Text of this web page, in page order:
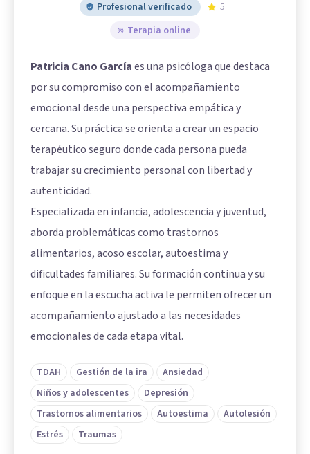
Profesional verificado
5
Terapia online
Patricia Cano Garcíaes una psicóloga que destaca
por su compromiso con el acompañamiento
emocional desde una perspectiva empática y
cercana. Su práctica se orienta a crear un espacio
terapéutico seguro donde cada persona pueda
trabajar su crecimiento personal con libertad y
autenticidad.
Especializada en infancia, adolescencia y juventud,
aborda problemáticas como trastornos
alimentarios, acoso escolar, autoestima y
dificultades familiares. Su formación continua y su
enfoque en la escucha activa le permiten ofrecer un
acompañamiento ajustado a las necesidades
emocionales de cada etapa vital.
TDAH Gestión de la ira
Ansiedad
Niños y adolescentes
Depresión
Trastornos alimentarios
Autoestima
Autolesión
Estrés
Traumas